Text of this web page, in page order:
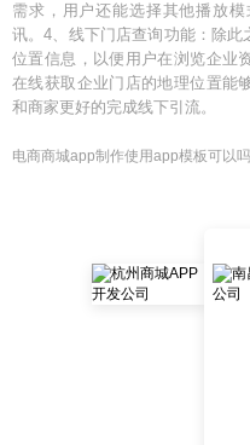
需求，用户还能选择其他播放
讯。4、线下门店查询功能：除
位置信息，以便用户在浏览企业
在线获取企业门店的地理位置能
和商家更好的完成线下引流。
电商商城app制作使用app模板可以吗